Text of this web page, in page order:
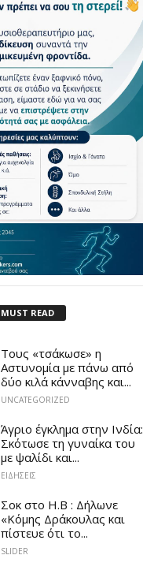
MUST READ
Τους «τσάκωσε» η
Αστυνομία με πάνω από
δύο κιλά κάνναβης και...
UNCATEGORIZED
Άγριο έγκλημα στην Ινδία:
Σκότωσε τη γυναίκα του
με ψαλίδι και...
ΕΙΔΗΣΕΙΣ
Σοκ στο Η.Β : Δήλωνε
«Κόμης Δράκουλας και
πίστευε ότι το...
SLIDER